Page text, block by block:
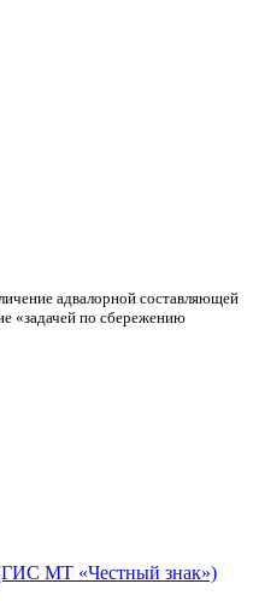
адвалорной составляющей
«задачей по сбережению
(ГИС МТ «Честный знак»)